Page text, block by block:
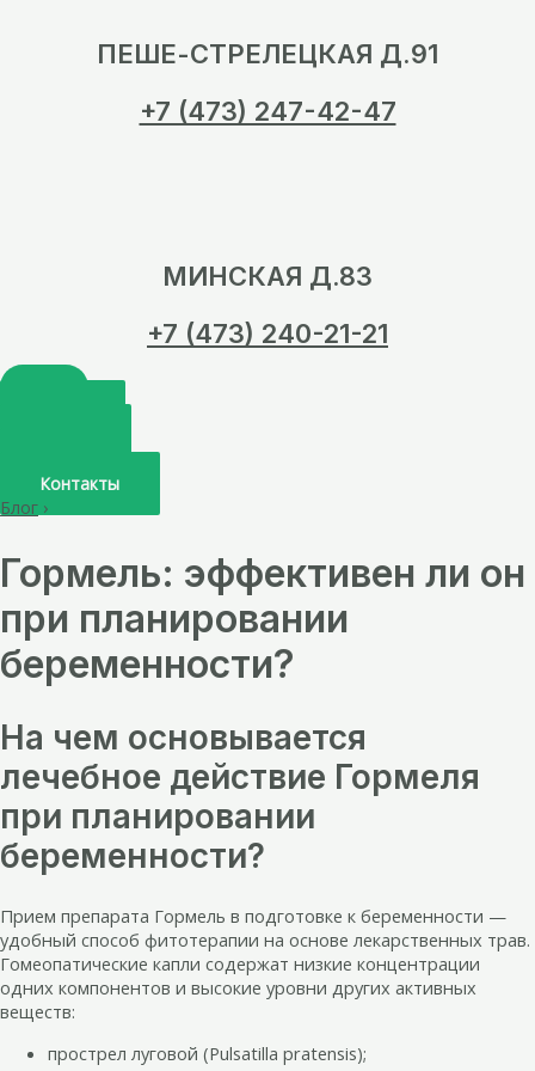
ПЕШЕ-СТРЕЛЕЦКАЯ Д.91
+7 (473) 247-42-47
МИНСКАЯ Д.83
+7 (473) 240-21-21
Контакты
Блог ›
Гормель: эффективен ли он
при планировании
беременности?
На чем основывается
лечебное действие Гормеля
при планировании
беременности?
Прием препарата Гормель в подготовке к беременности —
удобный способ фитотерапии на основе лекарственных трав.
Гомеопатические капли содержат низкие концентрации
одних компонентов и высокие уровни других активных
веществ:
прострел луговой (Pulsatilla pratensis);